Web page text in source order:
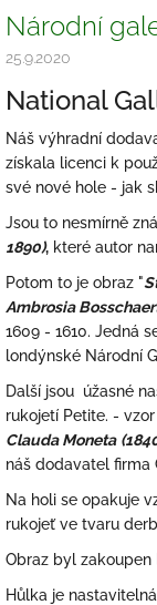
Národní
25.9.2020
National
Náš výhradní
získala licenci k
své nové hole - jak
Jsou to nesmírně
1890), které autor
Potom to je obraz "
Ambrosia
1609 - 1610. Jedná
londýnské Národní
Další jsou úžasné
rukojetí Petite. - v
Clauda Moneta
náš dodavatel firma
Na holi se opakuje
rukojeť ve tvaru
Obraz byl zakoupen
Hůlka je